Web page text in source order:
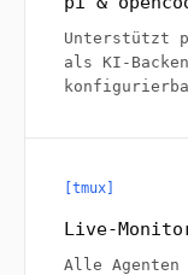
Unterstützt
als KI-
[tmux]
Live-
Alle